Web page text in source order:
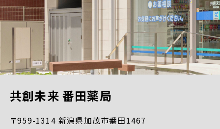
共創未来 番田薬局
〒959-1314 新潟県加茂市番田1467